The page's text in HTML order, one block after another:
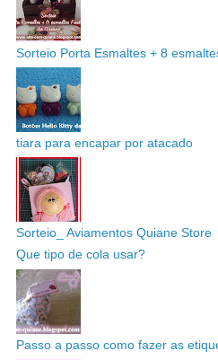
Sorteio Porta Esmaltes + 8
tiara para encapar por atacado
Sorteio_ Aviamentos Quiane Store
Que tipo de cola usar?
Passo a passo como fazer as